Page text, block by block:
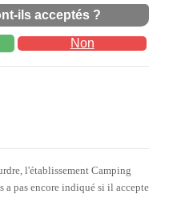
ils acceptés ?
Non
l'établissement Camping
pas encore indiqué si il accepte